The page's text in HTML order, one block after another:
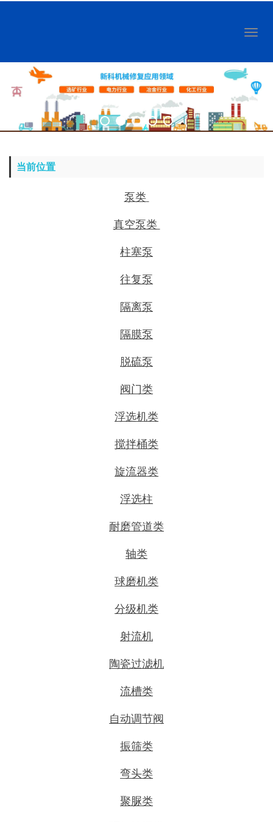
当前位置
泵类
真空泵类
柱塞泵
往复泵
隔离泵
隔膜泵
脱硫泵
阀门类
浮选机类
搅拌桶类
旋流器类
浮选柱
耐磨管道类
轴类
球磨机类
分级机类
射流机
陶瓷过滤机
流槽类
自动调节阀
振筛类
弯头类
聚脲类